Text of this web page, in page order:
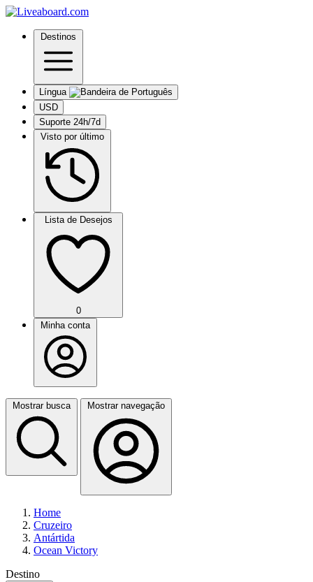
Destinos
Língua
USD
Suporte 24h/7d
Visto por último
Lista de Desejos
0
Minha conta
Mostrar busca Mostrar navegação
Home
Cruzeiro
Antártida
Ocean Victory
Destino